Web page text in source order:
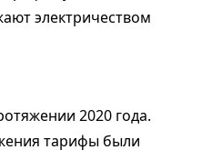
электричеством
2020 года.
тарифы были